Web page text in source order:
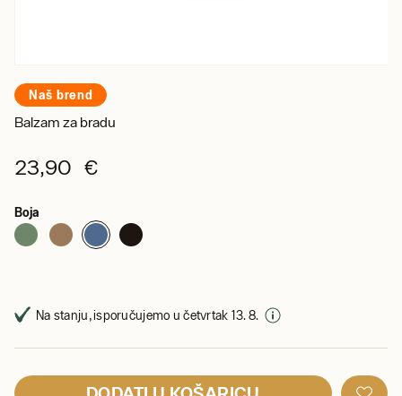
Naš brend
Balzam za bradu
23,90 €
Boja
Na stanju, isporučujemo u četvrtak 13. 8.